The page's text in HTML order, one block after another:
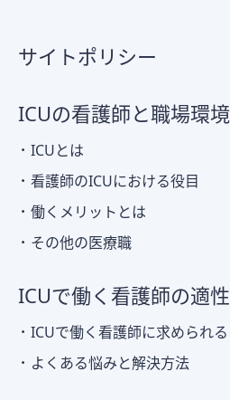
サイトポリシー
ICUの看護師と職場環境
ICUとは
看護師のICUにおける役目
働くメリットとは
その他の医療職
ICUで働く看護師の適
ICUで働く看護師に求められ
よくある悩みと解決方法